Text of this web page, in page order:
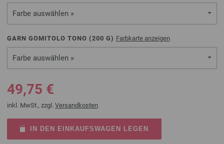
Farbe auswählen »
GARN GOMITOLO TONO (200 G) Farbkarte anzeigen
Farbe auswählen »
49,75 €
inkl. MwSt., zzgl. Versandkosten
IN DEN EINKAUFSWAGEN LEGEN